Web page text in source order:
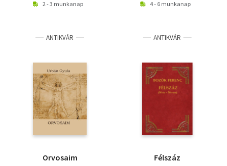
2 - 3 munkanap 4 - 6 munkanap
ANTIKVÁR
Orvosaim
ANTIKVÁR
Félszáz